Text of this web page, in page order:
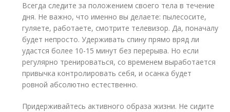
Всегда следите за положением своего тела в течение
дня. Не важно, что именно вы делаете: пылесосите,
гуляете, работаете, смотрите телевизор. Да, поначалу
будет непросто. Удерживать спину прямо вряд ли
удастся более 10-15 минут без перерыва. Но если
регулярно тренироваться, со временем выработается
привычка контролировать себя, и осанка будет
ровной абсолютно естественно.
Придерживайтесь активного образа жизни. Не сидите